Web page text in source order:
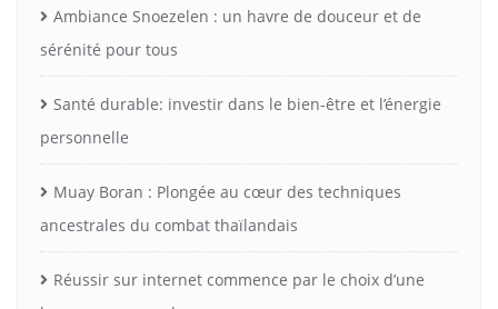
Ambiance Snoezelen : un havre de douceur et de
sérénité pour tous
Santé durable: investir dans le bien-être et l’énergie
personnelle
Muay Boran : Plongée au cœur des techniques
ancestrales du combat thaïlandais
Réussir sur internet commence par le choix d’une